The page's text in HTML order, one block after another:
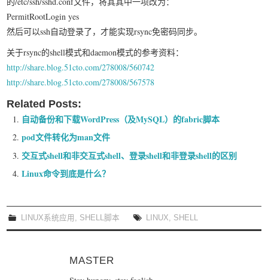
PermitRootLogin yes
然后可以ssh自动登录了，才能实现rsync免密码同步。
关于rsync的shell模式和daemon模式的参考资料：
http://share.blog.51cto.com/278008/560742
http://share.blog.51cto.com/278008/567578
Related Posts:
自动备份和下载WordPress（及MySQL）的fabric脚本
pod文件转化为man文件
交互式shell和非交互式shell、登录shell和非登录shell的区别
Linux命令到底是什么？
LINUX系统应用 , SHELL脚本 LINUX, SHELL
MASTER